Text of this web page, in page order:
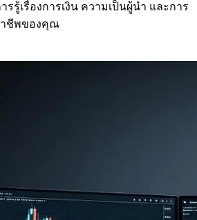
รรู้เรื่องการเงิน ความเป็นผู้นำ และการ
าชีพของคุณ